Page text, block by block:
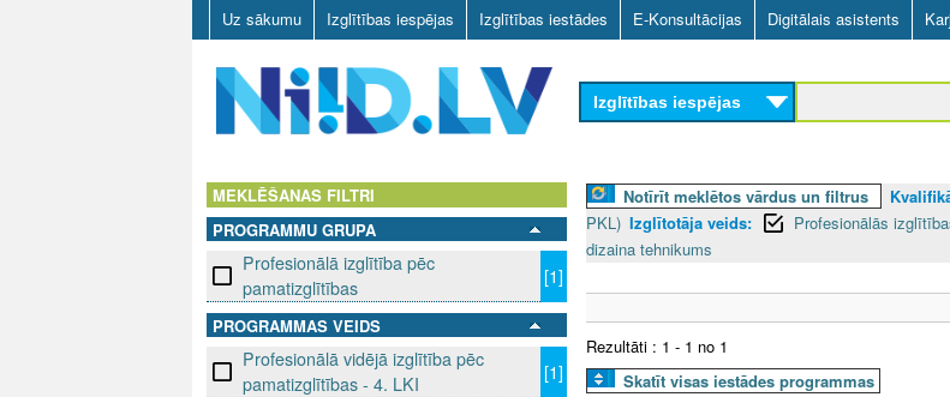
Skip
to
main
content
Uz sākumu Izglītības iespējas Izglītības iestādes E-Konsultācijas Digitālais asistents
D
Izglītības iespējas
MEKLĒŠANAS FILTRI
PROGRAMMU GRUPA
Profesionālā izglītība pēc
pamatizglītības
[1]
PROGRAMMAS VEIDS
Profesionālā vidējā izglītība pēc
pamatizglītības - 4. LKI
[1]
Notīrīt meklētos vārdus un filtrus
PKL) Izglītotāja veids: Profesionālās
dizaina tehnikums
Rezultāti : 1 - 1 no 1
Skatīt visas iestādes programmas